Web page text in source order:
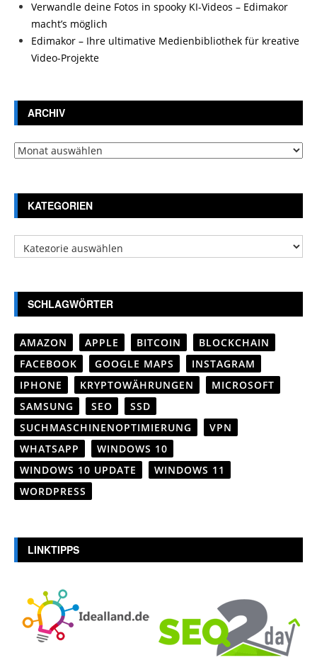
Verwandle deine Fotos in spooky KI-Videos – Edimakor
macht’s möglich
Edimakor – Ihre ultimative Medienbibliothek für kreative
Video-Projekte
ARCHIV
Archiv
KATEGORIEN
Kategorien
SCHLAGWÖRTER
AMAZON APPLE BITCOIN
BLOCKCHAIN
FACEBOOK
GOOGLE MAPS
INSTAGRAM
IPHONE
KRYPTOWÄHRUNGEN
MICROSOFT
SAMSUNG
SEO
SSD
SUCHMASCHINENOPTIMIERUNG
VPN
WHATSAPP
WINDOWS 10
WINDOWS 10 UPDATE
WINDOWS 11
WORDPRESS
LINKTIPPS